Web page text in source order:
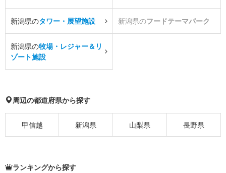
新潟県のタワー・展望施設 新潟県のフードテーマパーク
新潟県の牧場・レジャー＆リ
ゾート施設
周辺の都道府県から探す
甲信越 新潟県 山梨県 長野県
ランキングから探す